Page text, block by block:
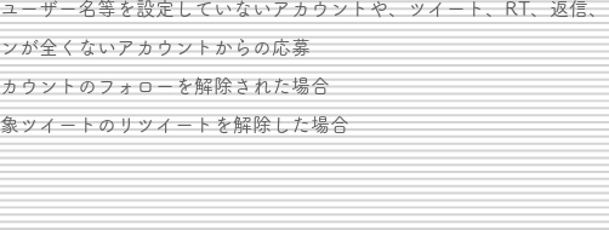
ーザー名等を設定していないアカウントや、ツイート、RT、返信、
が全くないアカウントからの応募
ウントのフォローを解除された場合
ツイートのリツイートを解除した場合